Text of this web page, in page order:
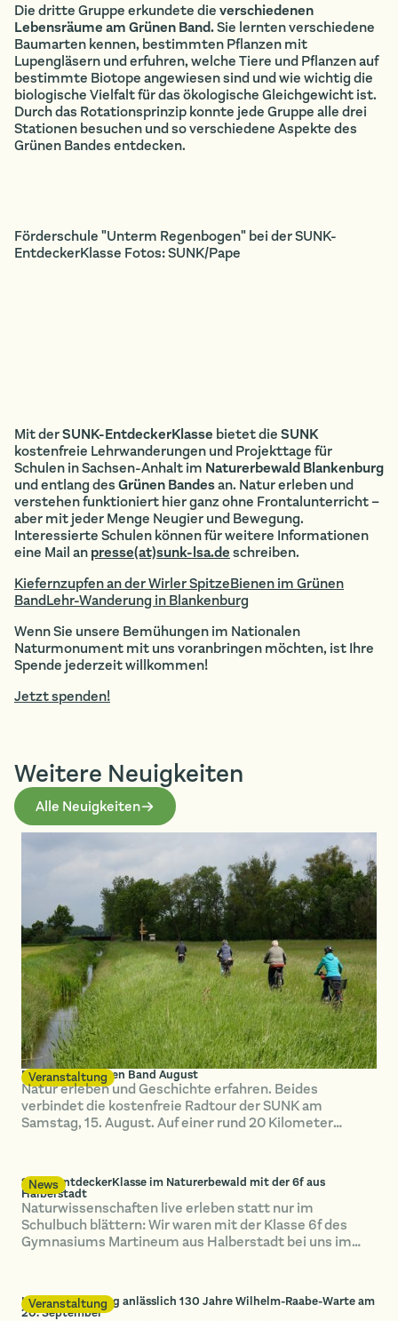
Die dritte Gruppe erkundete dieverschiedenen
Lebensräume am Grünen Band.Sie lernten verschiedene
Baumarten kennen, bestimmten Pflanzen mit
Lupengläsern und erfuhren, welche Tiere und Pflanzen auf
bestimmte Biotope angewiesen sind und wie wichtig die
biologische Vielfalt für das ökologische Gleichgewicht ist.
Durch das Rotationsprinzip konnte jede Gruppe alle drei
Stationen besuchen und so verschiedene Aspekte des
Grünen Bandes entdecken.
Förderschule "Unterm Regenbogen" bei der SUNK-
EntdeckerKlasse Fotos: SUNK/Pape
Mit derSUNK-EntdeckerKlasse bietet dieSUNK
kostenfreie Lehrwanderungen und Projekttage für
Schulen in Sachsen-Anhalt im Naturerbewald Blankenburg
und entlang desGrünen Bandesan. Natur erleben und
verstehen funktioniert hier ganz ohne Frontalunterricht –
aber mit jeder Menge Neugier und Bewegung.
Interessierte Schulen können für weitere Informationen
eine Mail anpresse(at)sunk-lsa.deschreiben.
Kiefernzupfen an der Wirler SpitzeBienen im Grünen
BandLehr-Wanderung in Blankenburg
Wenn Sie unsere Bemühungen im Nationalen
Naturmonument mit uns voranbringen möchten, ist Ihre
Spende jederzeit willkommen!
Jetzt spenden!
Weitere Neuigkeiten
Alle Neuigkeiten
Veranstaltung
Radtour im Grünen Band August
Natur erleben und Geschichte erfahren. Beides
verbindet die kostenfreie Radtour der SUNK am
Samstag, 15. August. Auf einer rund 20 Kilometer
News
SUNK-EntdeckerKlasse im Naturerbewald mit der 6f aus
Halberstadt
Naturwissenschaften live erleben statt nur im
Schulbuch blättern: Wir waren mit der Klasse 6f des
Gymnasiums Martineum aus Halberstadt bei uns im
Veranstaltung
Herbstwanderung anlässlich 130 Jahre Wilhelm-Raabe-Warte am
20. September